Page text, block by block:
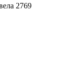
2769